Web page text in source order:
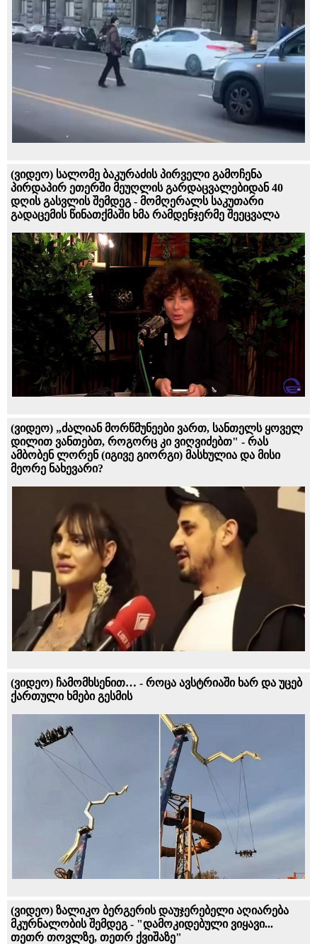
(ვიდეო) სალომე ბაკურაძის პირველი გამოჩენა
პირდაპირ ეთერში მეუღლის გარდაცვალებიდან 40
დღის გასვლის შემდეგ - მომღერალს საკუთარი
გადაცემის წინათქმაში ხმა რამდენჯერმე შეეცვალა
(ვიდეო) „ძალიან მორწმუნეები ვართ, სანთელს ყოველ
დილით ვანთებთ, როგორც კი ვიღვიძებთ" - რას
ამბობენ ლორენ (იგივე გიორგი) მასხულია და მისი
მეორე ნახევარი?
(ვიდეო) ჩამომხსენით… - როცა ავსტრიაში ხარ და უცებ
ქართული ხმები გესმის
(ვიდეო) ზალიკო ბერგერის დაუჯერებელი აღიარება
მკურნალობის შემდეგ - "დამოკიდებული ვიყავი...
თეთრ თოვლზე, თეთრ ქვიშაზე"